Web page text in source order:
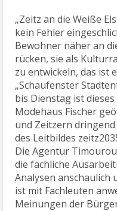
„Zeitz an die Weiße
kein Fehler
Bewohner näher an
rücken, sie als
zu entwickeln, das ist
„Schaufenster
bis Dienstag ist
Modehaus Fischer
und Zeitzern
des Leitbildes
Die Agentur
die fachliche
Analysen
ist mit Fachleuten
Meinungen der